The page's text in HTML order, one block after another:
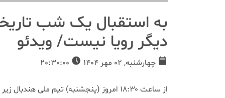
به استقبال یک شب
دیگر رویا نیست/ ویدئو
چهارشنبه, 02 مهر 1404
از ساعت ۱۸:۳۰ امروز (پنجشنبه) تیم ملی هندبال زیر ۱۷ سال ایران در فینال مسابقات قهرمانی آسیا به مصاف کره جنوبی می‌رود.